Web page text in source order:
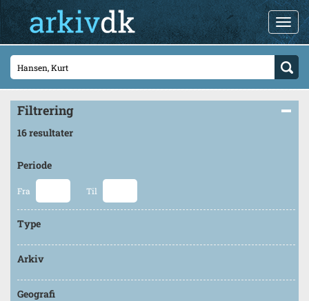
Filtrering
16 resultater
Periode
Fra Til
Type
Arkiv
Geografi